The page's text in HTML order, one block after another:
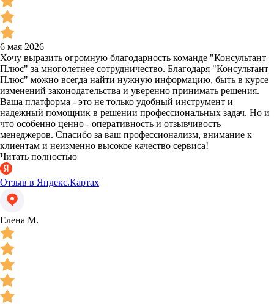
6 мая 2026
Хочу выразить огромную благодарность команде "Консультант
Плюс" за многолетнее сотрудничество. Благодаря "Консультант
Плюс" можно всегда найти нужную информацию, быть в курсе
изменений законодательства и уверенно принимать решения.
Ваша платформа - это не только удобный инструмент и
надежный помощник в решении профессиональных задач. Но и
что особенно ценно - оперативность и отзывчивость
менеджеров. Спасибо за ваш профессионализм, внимание к
клиентам и неизменно высокое качество сервиса!
Читать полностью
Отзыв в Яндекс.Картах
Елена М.